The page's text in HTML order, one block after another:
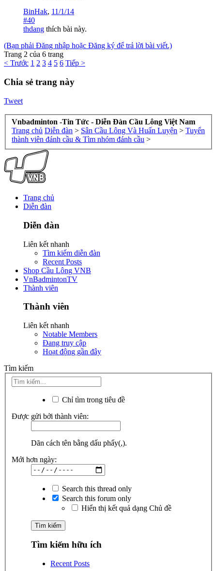
BinHak, 11/1/14
#40
thdang thích bài này.
(Bạn phải Đăng nhập hoặc Đăng ký để trả lời bài viết.)
Trang 2 của 6 trang
< Trước 1 2 3 4 5 6 Tiếp >
Chia sẻ trang này
Tweet
Vnbadminton -Tin Tức - Diễn Đàn Cầu Lông Việt Nam
Trang chủ Diễn đàn > Sân Cầu Lông Và Huấn Luyện > Tuyển
thành viên đánh cầu & Tìm nhóm đánh cầu >
Trang chủ
Diễn đàn
Diễn đàn
Liên kết nhanh
Tìm kiếm diễn đàn
Recent Posts
Shop Cầu Lông VNB
VnBadmintonTV
Thành viên
Thành viên
Liên kết nhanh
Notable Members
Đang truy cập
Hoạt động gần đây
Tìm kiếm
Chỉ tìm trong tiêu đề
Được gửi bởi thành viên:
Dãn cách tên bằng dấu phẩy(,).
Mới hơn ngày:
Search this thread only
Search this forum only
Hiển thị kết quả dạng Chủ đề
Tìm kiếm hữu ích
Recent Posts